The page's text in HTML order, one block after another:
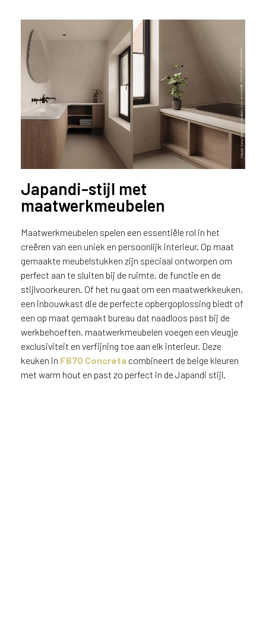
Japandi-stijl met
maatwerkmeubelen
Maatwerkmeubelen spelen een essentiële rol in het
creëren van een uniek en persoonlijk interieur. Op maat
gemaakte meubelstukken zijn speciaal ontworpen om
perfect aan te sluiten bij de ruimte, de functie en de
stijlvoorkeuren. Of het nu gaat om een maatwerkkeuken,
een inbouwkast die de perfecte opbergoplossing biedt of
een op maat gemaakt bureau dat naadloos past bij de
werkbehoeften, maatwerkmeubelen voegen een vleugje
exclusiviteit en verfijning toe aan elk interieur. Deze
keuken in FB70 Concreta combineert de beige kleuren
met warm hout en past zo perfect in de Japandi stijl.